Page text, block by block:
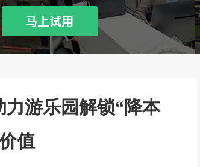
游乐园解锁“降本
值